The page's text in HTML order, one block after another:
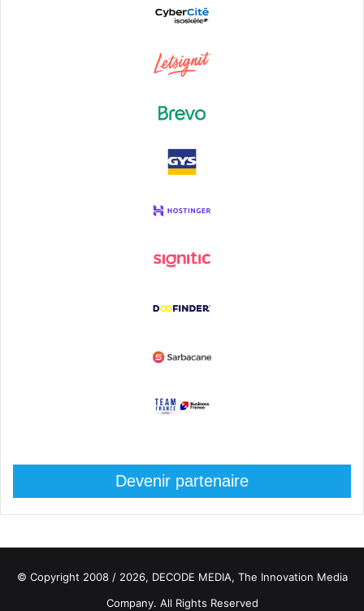
Devenir partenaire
© Copyright 2008 / 2026, DECODE MEDIA, The Innovation Media
Company. All Rights Reserved